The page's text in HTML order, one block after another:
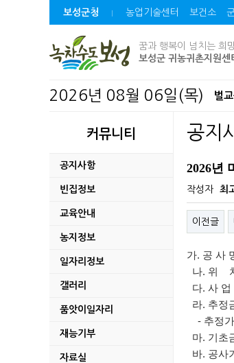
보성군청 농업기술센터 보건소
꿈과 행복이 넘치는 희
보성군 귀농귀촌지원센
2026년 08월 06일(목) 벌
파
미
벌
보
커뮤니티
공지사항
빈집정보
교육안내
농지정보
일자리정보
갤러리
품앗이일자리
재능기부
자료실
공지
2026년
작성자 최
이전글
가. 공 사
나. 위
다. 사 업
라. 추정
- 추정가
마. 기초
바. 공사